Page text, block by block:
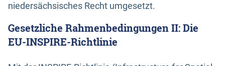
niedersächsisches Recht umgesetzt.
Gesetzliche Rahmenbedingungen II: Die
EU-INSPIRE-Richtlinie